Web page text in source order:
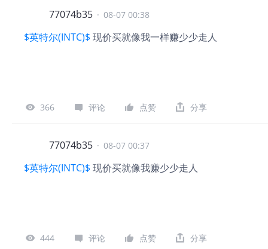
77074b35 · 08-07 00:38
$英特尔(INTC)$ 现价买就像我一样赚少少走人
366 评论 点赞 分享
77074b35 · 08-07 00:37
$英特尔(INTC)$ 现价买就像我赚少少走人
444 评论 点赞 分享